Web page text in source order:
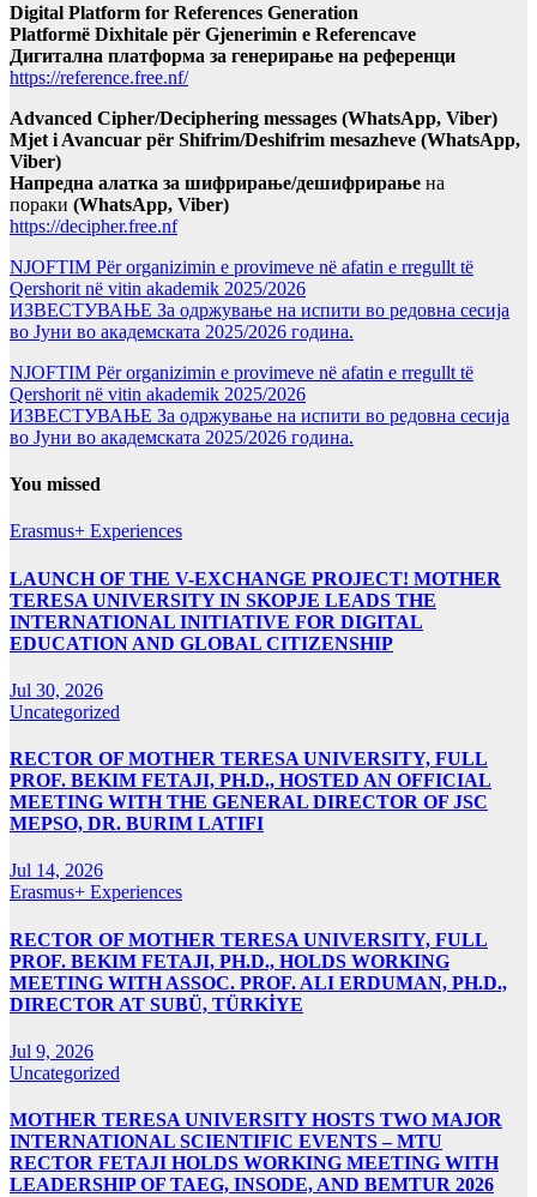
Digital Platform for References Generation
Platformë Dixhitale për Gjenerimin e Referencave
Дигитална платформа за генерирање на референци
https://reference.free.nf/
Advanced Cipher/Deciphering messages (WhatsApp, Viber)
Mjet i Avancuar për Shifrim/Deshifrim mesazheve (WhatsApp,
Viber)
Напредна алатка за шифрирање/дешифрирање на
пораки (WhatsApp, Viber)
https://decipher.free.nf
NJOFTIM Për organizimin e provimeve në afatin e rregullt të
Qershorit në vitin akademik 2025/2026
ИЗВЕСТУВАЊЕ За одржување на испити во редовна сесија
во Јуни во академската 2025/2026 година.
NJOFTIM Për organizimin e provimeve në afatin e rregullt të
Qershorit në vitin akademik 2025/2026
ИЗВЕСТУВАЊЕ За одржување на испити во редовна сесија
во Јуни во академската 2025/2026 година.
You missed
Erasmus+ Experiences
LAUNCH OF THE V-EXCHANGE PROJECT! MOTHER
TERESA UNIVERSITY IN SKOPJE LEADS THE
INTERNATIONAL INITIATIVE FOR DIGITAL
EDUCATION AND GLOBAL CITIZENSHIP
Jul 30, 2026
Uncategorized
RECTOR OF MOTHER TERESA UNIVERSITY, FULL
PROF. BEKIM FETAJI, PH.D., HOSTED AN OFFICIAL
MEETING WITH THE GENERAL DIRECTOR OF JSC
MEPSO, DR. BURIM LATIFI
Jul 14, 2026
Erasmus+ Experiences
RECTOR OF MOTHER TERESA UNIVERSITY, FULL
PROF. BEKIM FETAJI, PH.D., HOLDS WORKING
MEETING WITH ASSOC. PROF. ALI ERDUMAN, PH.D.,
DIRECTOR AT SUBÜ, TÜRKİYE
Jul 9, 2026
Uncategorized
MOTHER TERESA UNIVERSITY HOSTS TWO MAJOR
INTERNATIONAL SCIENTIFIC EVENTS – MTU
RECTOR FETAJI HOLDS WORKING MEETING WITH
LEADERSHIP OF TAEG, INSODE, AND BEMTUR 2026